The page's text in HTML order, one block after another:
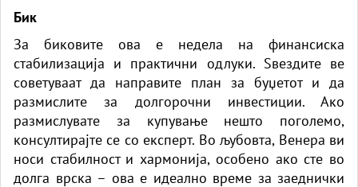
Бик
За биковите ова е недела на финансиска
стабилизација и практични одлуки. Ѕвездите ве
советуваат да направите план за буџетот и да
размислите за долгорочни инвестиции. Ако
размислувате за купување нешто поголемо,
консултирајте се со експерт. Во љубовта, Венера ви
носи стабилност и хармонија, особено ако сте во
долга врска – ова е идеално време за заеднички